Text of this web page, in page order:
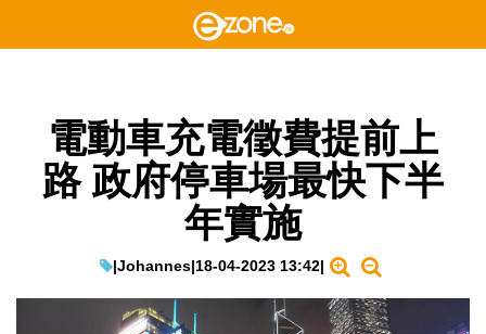
電動車充電徵費提前上
路 政府停車場最快下半
年實施
|Johannes|18-04-2023 13:42|